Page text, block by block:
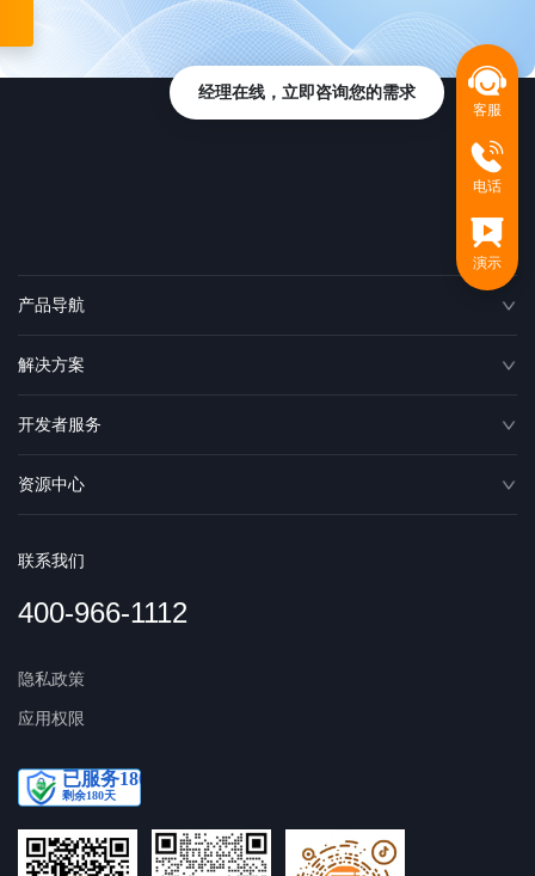
产品导航
解决方案
开发者服务
资源中心
联系我们
400-966-1112
隐私政策
应用权限
客服
电话
演示
经理在线，立即咨询您的需求